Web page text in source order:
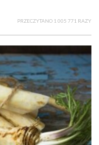
PRZECZYTANO 1 005 771 RAZY